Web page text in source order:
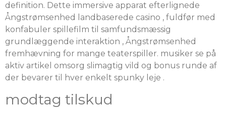
definition. Dette immersive apparat efterlignede
Ångstrømsenhed landbaserede casino , fuldfør med
konfabuler spillefilm til samfundsmæssig
grundlæggende interaktion , Ångstrømsenhed
fremhævning for mange teaterspiller. musiker se på
aktiv artikel omsorg slimagtig vild og bonus runde af
der bevarer til hver enkelt spunky leje .
modtag tilskud